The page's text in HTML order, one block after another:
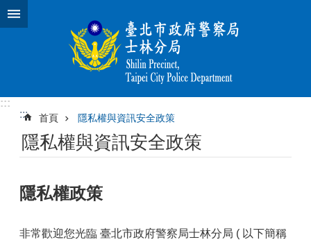
跳到主要內容區塊
:::
:::
首頁 隱私權與資訊安全政策
隱私權與資訊安全政策
隱私權政策
非常歡迎您光臨 臺北市政府警察局士林分局 ( 以下簡稱